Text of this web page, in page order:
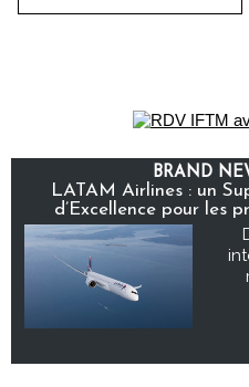
BRAND
LATAM Airlines : un
d’Excellence pour les